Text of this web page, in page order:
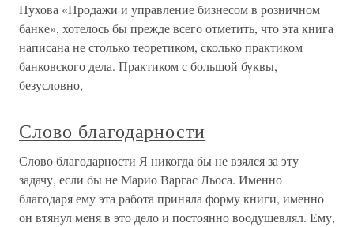
Пухова «Продажи и управление бизнесом в розничном
банке», хотелось бы прежде всего отметить, что эта книга
написана не столько теоретиком, сколько практиком
банковского дела. Практиком с большой буквы,
безусловно,
Слово благодарности
Слово благодарности Я никогда бы не взялся за эту
задачу, если бы не Марио Варгас Льоса. Именно
благодаря ему эта работа приняла форму книги, именно
он втянул меня в это дело и постоянно воодушевлял. Ему,